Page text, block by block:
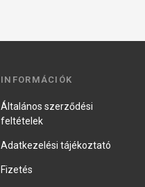
INFORMÁCIÓK
Általános szerződési
feltételek
Adatkezelési tájékoztató
Fizetés